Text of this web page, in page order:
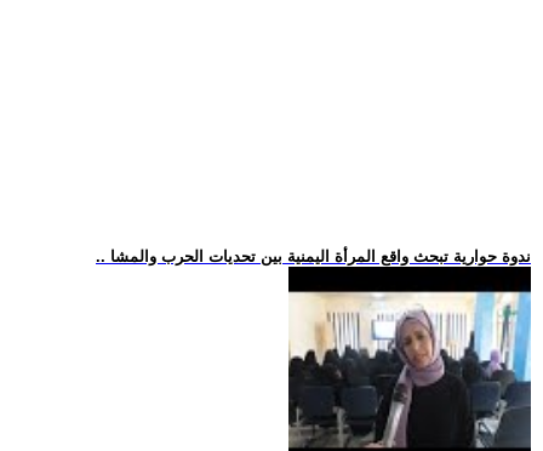
.. ندوة حوارية تبحث واقع المرأة اليمنية بين تحديات الحرب والمشا